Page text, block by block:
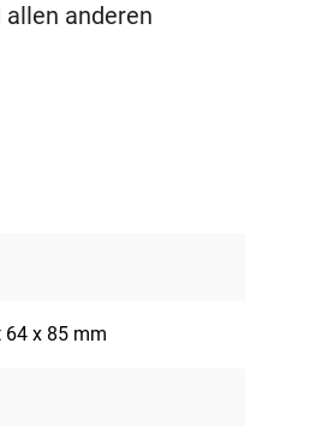
allen anderen
64 x 85 mm